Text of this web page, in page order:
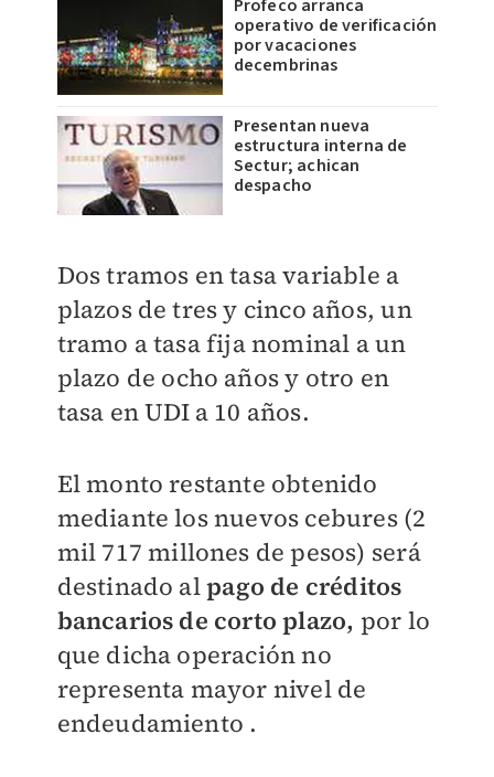
Profeco arranca
operativo de verificación
por vacaciones
decembrinas
Presentan nueva
estructura interna de
Sectur; achican
despacho
Dos tramos en tasa variable a
plazos de tres y cinco años, un
tramo a tasa fija nominal a un
plazo de ocho años y otro en
tasa en UDI a 10 años.
El monto restante obtenido
mediante los nuevos cebures (2
mil 717 millones de pesos) será
destinado alpago de créditos
bancarios de corto plazo, por lo
que dicha operación no
representa mayor nivel de
endeudamiento .